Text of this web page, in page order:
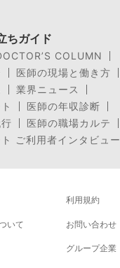
ちガイド
COLUMN
医師の現場と働き方
業界ニュース
医師の年収診断
医師の職場カルテ
ご利用者インタビュー
利用規約
いて お問い合わせ
グループ企業